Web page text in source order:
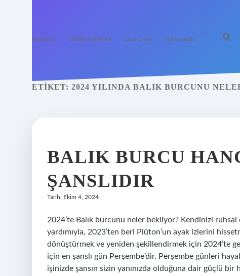
Anasayfa Gizlilik Politikası Yasal Uyarı Hakkımızda
ETIKET: 2024 YILINDA BALIK BURCUNU
BALIK BURCU
ŞANSLIDIR
Tarih: Ekim 4, 2024
2024’te Balık burcunu neler bekliyor? Kendinizi
yardımıyla, 2023’ten beri Plüton’un ayak izlerini
dönüştürmek ve yeniden şekillendirmek için 2024’te
için en şanslı gün Perşembe’dir. Perşembe günleri
işinizde şansın sizin yanınızda olduğuna dair güçlü bir